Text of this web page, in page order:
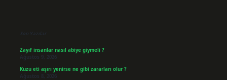
Son Yazılar
Zayıf insanlar nasıl abiye giymeli ?
Ağustos 9, 2026
Kuzu eti aşırı yenirse ne gibi zararları olur ?
Ağustos 8, 2026